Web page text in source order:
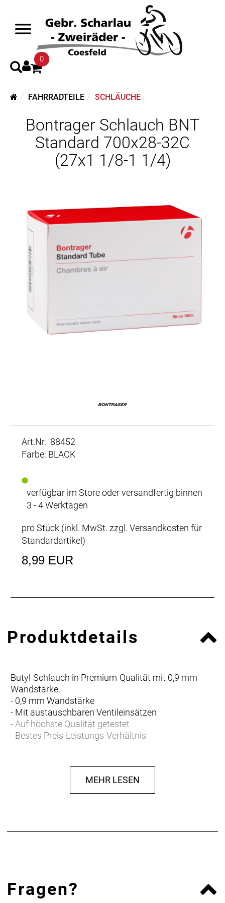
0
FAHRRADTEILE SCHLÄUCHE
Bontrager Schlauch BNT
Standard 700x28-32C
(27x1 1/8-1 1/4)
Art.Nr. 88452
Farbe: BLACK
verfügbar im Store oder versandfertig binnen
3 - 4 Werktagen
pro Stück (inkl. MwSt. zzgl. Versandkosten für
Standardartikel)
8,99 EUR
Produktdetails
Butyl-Schlauch in Premium-Qualität mit 0,9 mm
Wandstärke.
- 0,9 mm Wandstärke
- Mit austauschbaren Ventileinsätzen
- Auf höchste Qualität getestet
- Bestes Preis-Leistungs-Verhältnis
MEHR LESEN
Fragen?